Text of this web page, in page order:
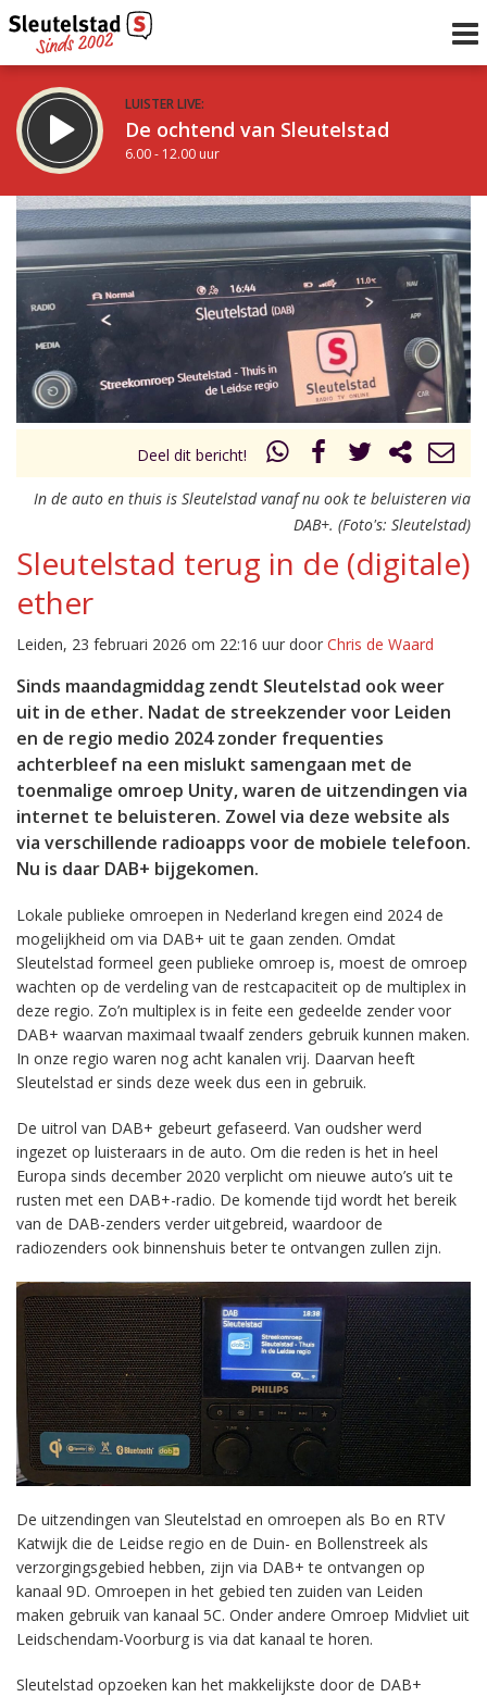
LUISTER LIVE:
De ochtend van Sleutelstad
6.00 - 12.00 uur
STRAKS:
De middag van Sleutelstad
12.00 - 18.00 uur
Vorig uur
uur 1 van 0 Volgend uur
Deel dit bericht!
In de auto en thuis is Sleutelstad vanaf nu ook te beluisteren via
DAB+. (Foto's: Sleutelstad)
Sleutelstad terug in de (digitale)
ether
Leiden, 23 februari 2026 om 22:16 uur door Chris de Waard
Sinds maandagmiddag zendt Sleutelstad ook weer
uit in de ether. Nadat de streekzender voor Leiden
en de regio medio 2024 zonder frequenties
achterbleef na een mislukt samengaan met de
toenmalige omroep Unity, waren de uitzendingen via
internet te beluisteren. Zowel via deze website als
via verschillende radioapps voor de mobiele telefoon.
Nu is daar DAB+ bijgekomen.
Lokale publieke omroepen in Nederland kregen eind 2024 de
mogelijkheid om via DAB+ uit te gaan zenden. Omdat
Sleutelstad formeel geen publieke omroep is, moest de omroep
wachten op de verdeling van de restcapaciteit op de multiplex in
deze regio. Zo’n multiplex is in feite een gedeelde zender voor
DAB+ waarvan maximaal twaalf zenders gebruik kunnen maken.
In onze regio waren nog acht kanalen vrij. Daarvan heeft
Sleutelstad er sinds deze week dus een in gebruik.
De uitrol van DAB+ gebeurt gefaseerd. Van oudsher werd
ingezet op luisteraars in de auto. Om die reden is het in heel
Europa sinds december 2020 verplicht om nieuwe auto’s uit te
rusten met een DAB+-radio. De komende tijd wordt het bereik
van de DAB-zenders verder uitgebreid, waardoor de
radiozenders ook binnenshuis beter te ontvangen zullen zijn.
De uitzendingen van Sleutelstad en omroepen als Bo en RTV
Katwijk die de Leidse regio en de Duin- en Bollenstreek als
verzorgingsgebied hebben, zijn via DAB+ te ontvangen op
kanaal 9D. Omroepen in het gebied ten zuiden van Leiden
maken gebruik van kanaal 5C. Onder andere Omroep Midvliet uit
Leidschendam-Voorburg is via dat kanaal te horen.
Sleutelstad opzoeken kan het makkelijkste door de DAB+